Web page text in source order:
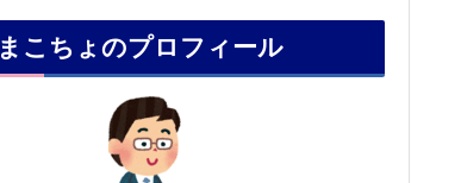
まこちょのプロフィール